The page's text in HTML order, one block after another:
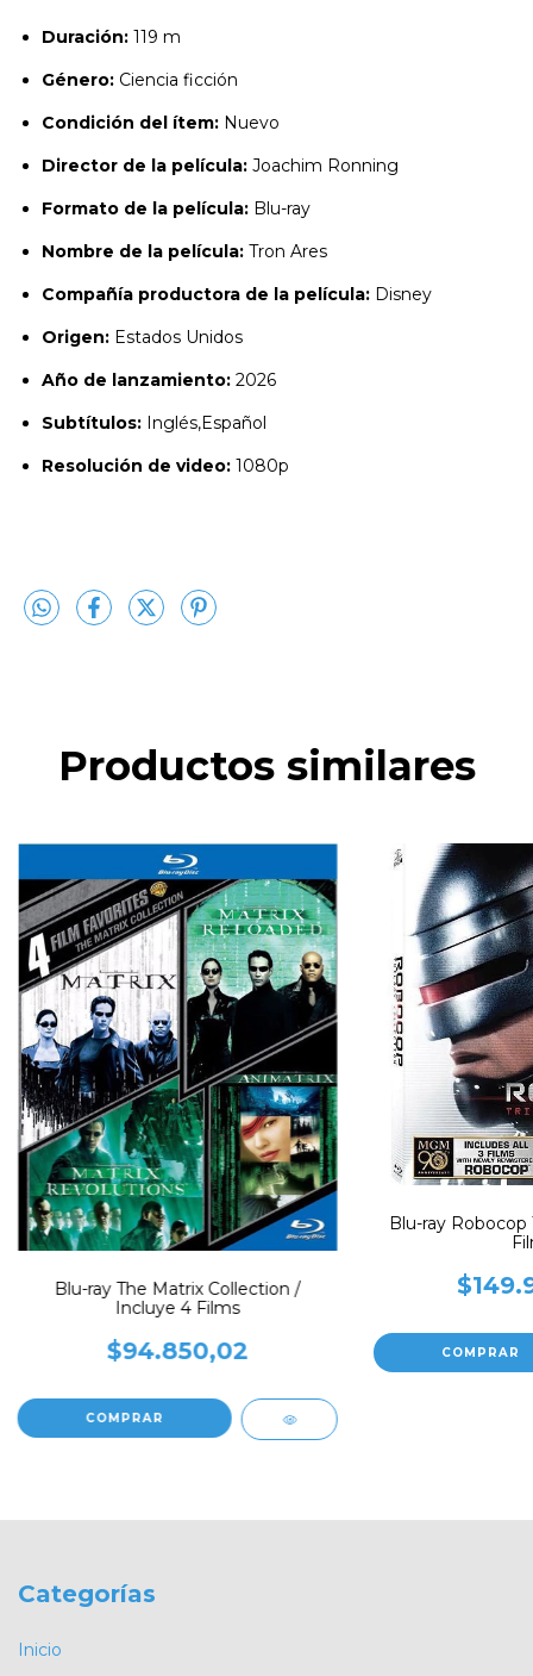
Duración: 119 m
Género: Ciencia ficción
Condición del ítem: Nuevo
Director de la película: Joachim Ronning
Formato de la película: Blu-ray
Nombre de la película: Tron Ares
Compañía productora de la película: Disney
Origen: Estados Unidos
Año de lanzamiento: 2026
Subtítulos: Inglés,Español
Resolución de video: 1080p
Productos similares
Blu-ray The Matrix Collection /
Incluye 4 Films
$94.850,02
Blu-ray
Categorías
Inicio